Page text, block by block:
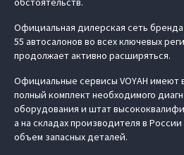
Официальная дилерская сеть
55 автосалонов во всех ключевых
продолжает активно расширяться.
Официальные сервисы VOYAH имеют
полный комплект необходимого
оборудования и штат
а на складах производителя в
объем запасных деталей.